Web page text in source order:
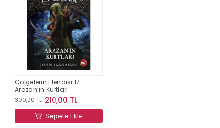
Gölgelerin Efendisi 17 -
Arazan’ın Kurtları
300,00 TL 210,00 TL
Sepete Ekle